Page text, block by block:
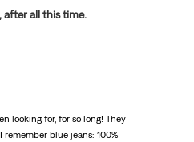
after all this time.
looking for, for so long! They
blue jeans: 100%